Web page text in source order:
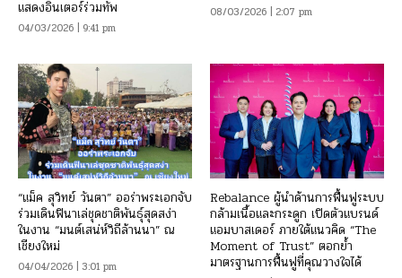
แสดงอินเตอร์ร่วมทัพ
04/03/2026 | 9:41 pm
08/03/2026 | 2:07 pm
“แม็ค สุวิทย์ วันตา” ออร่าพระเอกจับ
ร่วมเดินฟินาเล่ชุดชาติพันธุ์สุดสง่า
ในงาน “มนต์เสน่ห์วิถีล้านนา” ณ
เชียงใหม่
04/04/2026 | 3:01 pm
Rebalance ผู้นำด้านการฟื้นฟูระบบ
กล้ามเนื้อและกระดูก เปิดตัวแบรนด์
แอมบาสเดอร์ ภายใต้แนวคิด “The
Moment of Trust” ตอกย้ำ
มาตรฐานการฟื้นฟูที่คุณวางใจได้